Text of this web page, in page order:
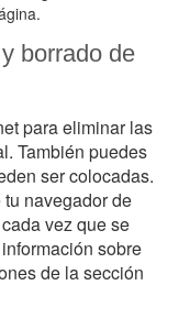
borrado de
para eliminar las
También puedes
ser colocadas.
navegador de
vez que se
sobre
de la sección